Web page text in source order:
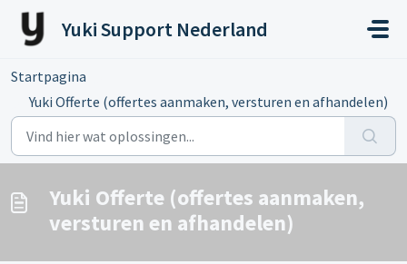
Doorgaan naar hoofdinhoud
Yuki Support Nederland
Startpagina
Yuki Offerte (offertes aanmaken, versturen en afhandelen)
Yuki Offerte (offertes aanmaken,
versturen en afhandelen)